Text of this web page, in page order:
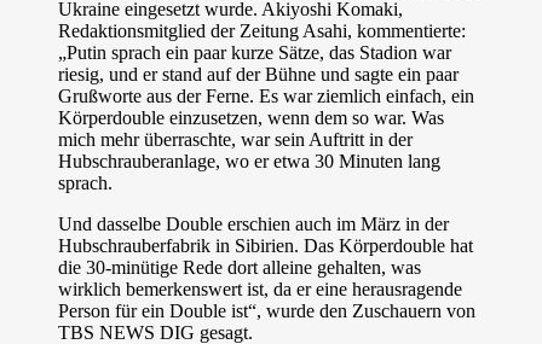
Ukraine eingesetzt wurde. Akiyoshi Komaki,
Redaktionsmitglied der Zeitung Asahi, kommentierte:
„Putin sprach ein paar kurze Sätze, das Stadion war
riesig, und er stand auf der Bühne und sagte ein paar
Grußworte aus der Ferne. Es war ziemlich einfach, ein
Körperdouble einzusetzen, wenn dem so war. Was
mich mehr überraschte, war sein Auftritt in der
Hubschrauberanlage, wo er etwa 30 Minuten lang
sprach.
Und dasselbe Double erschien auch im März in der
Hubschrauberfabrik in Sibirien. Das Körperdouble hat
die 30-minütige Rede dort alleine gehalten, was
wirklich bemerkenswert ist, da er eine herausragende
Person für ein Double ist“, wurde den Zuschauern von
TBS NEWS DIG gesagt.